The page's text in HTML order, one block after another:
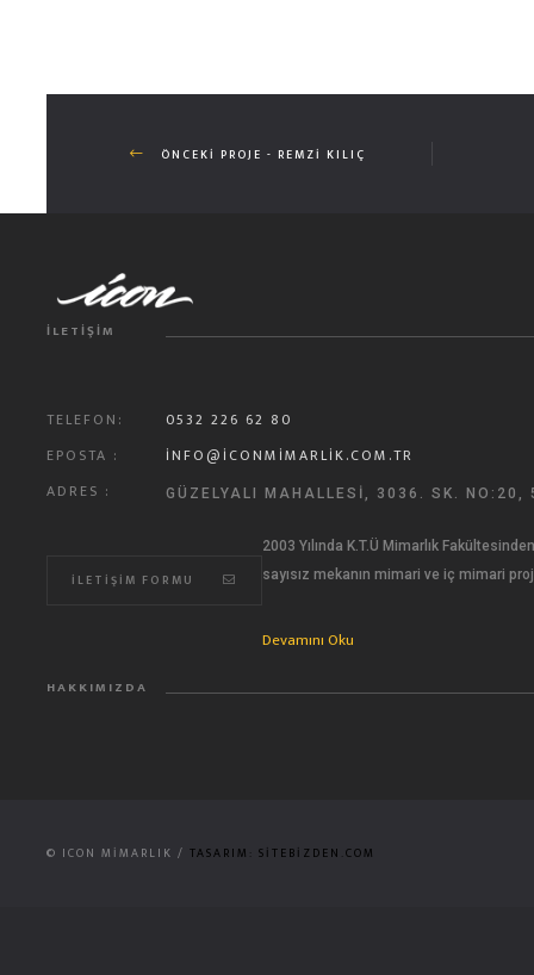
ÖNCEKI PROJE - REMZI KILIÇ
İLETIŞIM
TELEFON:
0532 226 62 80
EPOSTA :
INFO@ICONMIMARLIK.COM.TR
ADRES :
GÜZELYALI MAHALLESI, 3036. SK. NO:20,
İLETIŞIM FORMU
HAKKIMIZDA
2003 Yılında K.T.Ü Mimarlık
sayısız mekanın mimari ve iç mimari
Devamını Oku
© ICON MIMARLIK /TASARIM: SITEBIZDEN.COM